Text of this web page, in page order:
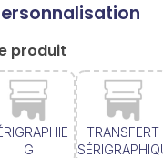
produit
G
TRANSFERT